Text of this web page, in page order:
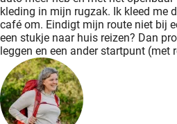
kleding in mijn rugzak. Ik kleed me
café om. Eindigt mijn route niet bij
een stukje naar huis reizen? Dan
leggen en een ander startpunt (met